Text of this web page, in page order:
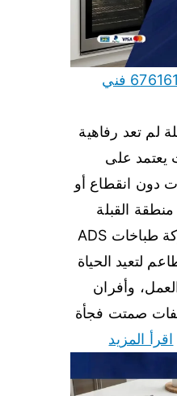
تصليح طباخات القبلة 67616123 فني
لم تعد رفاهية
يعتمد على
دون انقطاع أو
القبلة
العريقة، تتحرك فرق شركة طباخات ADS
لتعيد الحياة
وأفران
صمتت فجأة
اقرأ المزيد